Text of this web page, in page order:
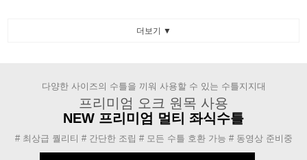
더보기 ▼
다양한 사이즈의 수틀을 끼워 사용할 수 있는 수틀지지대
프리미엄 오크 원목 사용
NEW 프리미엄 멀티 좌식수틀
# 최상급 퀄리티 # 간단한 조립 # 모든 수틀 호환 가능 # 동영상 준비중